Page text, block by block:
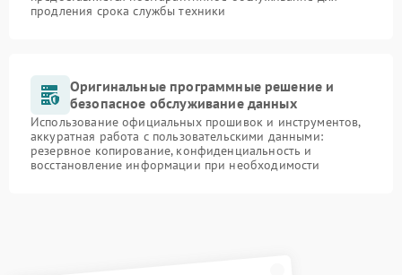
продления срока службы техники
Оригинальные программные решение и
безопасное обслуживание данных
Использование официальных прошивок и инструментов,
аккуратная работа с пользовательскими данными:
резервное копирование, конфиденциальность и
восстановление информации при необходимости